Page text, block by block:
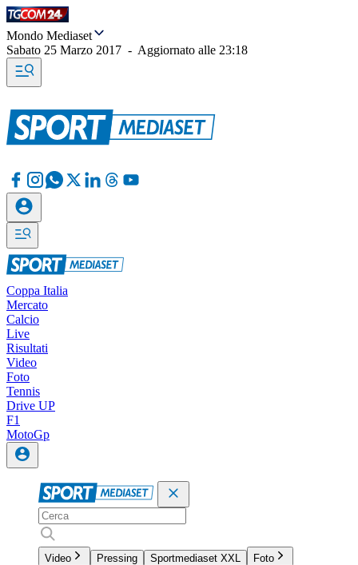
Mondo Mediaset
Sabato 25 Marzo 2017 - Aggiornato alle 23:18
Coppa Italia
Mercato
Calcio
Live
Risultati
Video
Foto
Tennis
Drive UP
F1
MotoGp
Video Pressing Sportmediaset XXL
Foto